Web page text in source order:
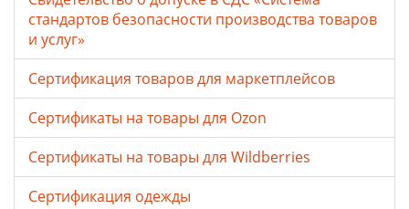
стандартов безопасности производства товаров
и услуг»
Сертификация товаров для маркетплейсов
Cертификаты на товары для Ozon
Cертификаты на товары для Wildberries
Сертификация одежды